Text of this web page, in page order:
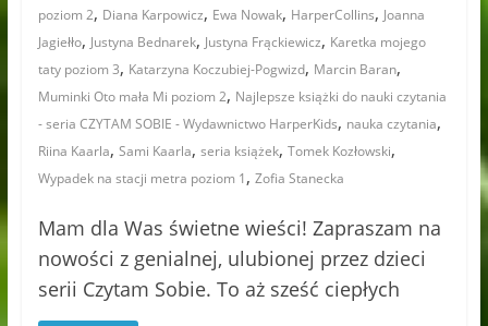
poziom 2, Diana Karpowicz, Ewa Nowak, HarperCollins, Joanna
Jagiełło, Justyna Bednarek, Justyna Frąckiewicz, Karetka mojego
taty poziom 3, Katarzyna Koczubiej-Pogwizd, Marcin Baran,
Muminki Oto mała Mi poziom 2, Najlepsze książki do nauki czytania
- seria CZYTAM SOBIE - Wydawnictwo HarperKids, nauka czytania,
Riina Kaarla, Sami Kaarla, seria książek, Tomek Kozłowski,
Wypadek na stacji metra poziom 1 , Zofia Stanecka
Mam dla Was świetne wieści! Zapraszam na
nowości z genialnej, ulubionej przez dzieci
serii Czytam Sobie. To aż sześć ciepłych